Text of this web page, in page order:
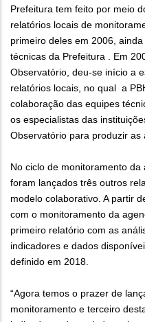
Prefeitura tem feito por meio
relatórios locais de
primeiro deles em 2006,
técnicas da Prefeitura . Em
Observatório, deu-se início a
relatórios locais, no qual a
colaboração das equipes
os especialistas das
Observatório para produzir as
No ciclo de monitoramento
foram lançados três outros
modelo colaborativo. A partir
com o monitoramento da
primeiro relatório com as
indicadores e dados
definido em 2018.
“Agora temos o prazer de
monitoramento e terceiro